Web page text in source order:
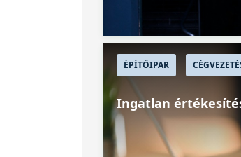
ÉPÍTŐIPAR
Ingatlan